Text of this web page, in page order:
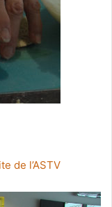
de l’ASTV